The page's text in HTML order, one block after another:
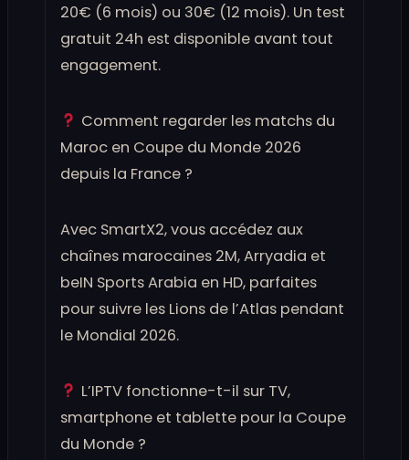
20€ (6 mois) ou 30€ (12 mois). Un test
gratuit 24h est disponible avant tout
engagement.
Comment regarder les matchs du
Maroc en Coupe du Monde 2026
depuis la France ?
Avec SmartX2, vous accédez aux
chaînes marocaines 2M, Arryadia et
beIN Sports Arabia en HD, parfaites
pour suivre les Lions de l’Atlas pendant
le Mondial 2026.
L’IPTV fonctionne-t-il sur TV,
smartphone et tablette pour la Coupe
du Monde ?